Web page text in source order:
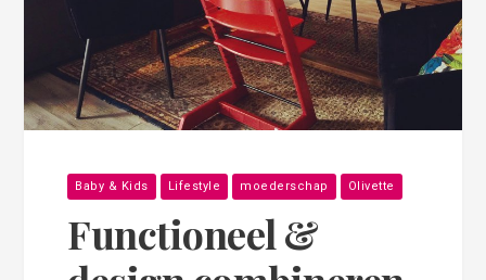
Baby & Kids Lifestyle moederschap Olivette
Functioneel &